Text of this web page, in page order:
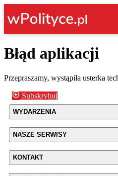
Błąd aplikacji
Przepraszamy, wystąpiła usterka
Subskrybuj
WYDARZENIA
NASZE SERWISY
KONTAKT